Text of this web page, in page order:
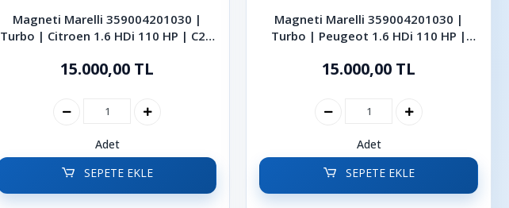
Magneti Marelli 359004201030 |
Turbo | Citroen 1.6 HDi 110 HP | C2 |
Picasso
15.000,00 TL
Adet
SEPETE EKLE
Magneti Marelli 359004201030 |
Turbo | Peugeot 1.6 HDi 110 HP |
15.000,00 TL
Adet
SEPETE EKLE